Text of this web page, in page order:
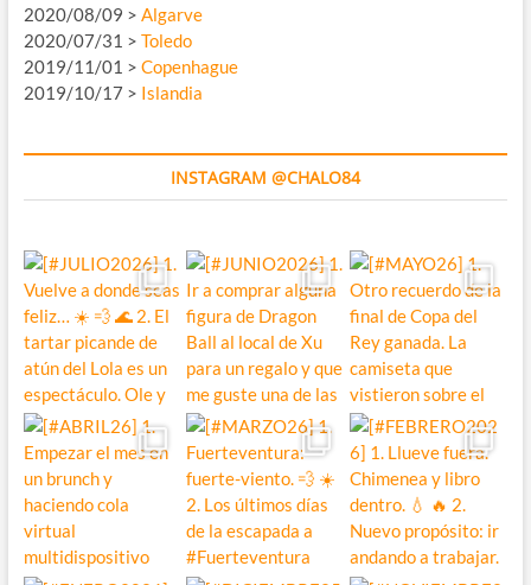
2020/08/09 > Algarve
2020/07/31 > Toledo
2019/11/01 > Copenhague
2019/10/17 > Islandia
INSTAGRAM @CHALO84